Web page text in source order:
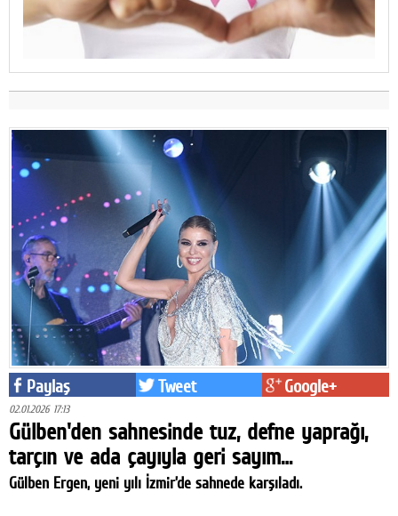
Paylaş Tweet Google+
02.01.2026 17:13
Gülben'den sahnesinde tuz, defne yaprağı,
tarçın ve ada çayıyla geri sayım…
Gülben Ergen, yeni yılı İzmir’de sahnede karşıladı.